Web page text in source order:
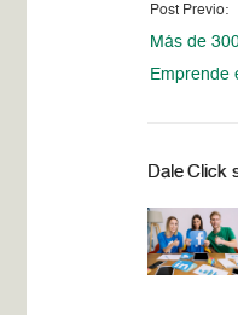
Post Previo:
Más de
Emprende
Dale Click